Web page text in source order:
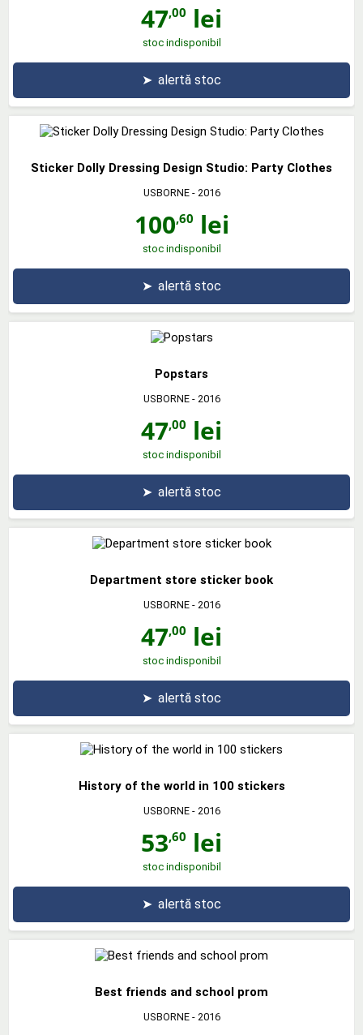
47,00 lei
stoc indisponibil
➤ alertă stoc
Sticker Dolly Dressing Design Studio: Party Clothes
USBORNE- 2016
100,60 lei
stoc indisponibil
➤ alertă stoc
Popstars
USBORNE- 2016
47,00 lei
stoc indisponibil
➤ alertă stoc
Department store sticker book
USBORNE- 2016
47,00 lei
stoc indisponibil
➤ alertă stoc
History of the world in 100 stickers
USBORNE- 2016
53,60 lei
stoc indisponibil
➤ alertă stoc
Best friends and school prom
USBORNE- 2016